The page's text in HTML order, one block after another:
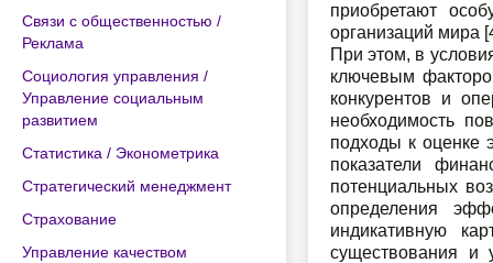
Связи с общественностью /
Реклама
Социология управления /
Управление социальным
развитием
Статистика / Эконометрика
Стратегический менеджмент
Страхование
Управление качеством
приобретают
организаций мира
При этом, в
ключевым
конкурентов и
необходимость
подходы к оценке
показатели
потенциальных
определения
индикативную
существования и